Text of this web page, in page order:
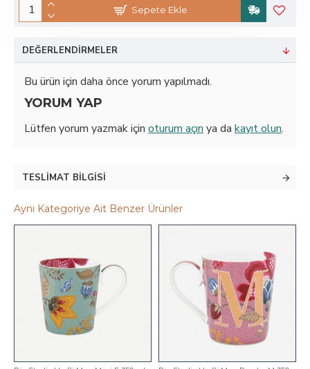
Sepete Ekle
Aynı Kategoriye Ait Benzer Ürünler
DEĞERLENDIRMELER
Bu ürün için daha önce yorum yapılmadı.
YORUM YAP
Lütfen yorum yazmak için oturum açın ya da kayıt olun.
TESLIMAT BILGISI